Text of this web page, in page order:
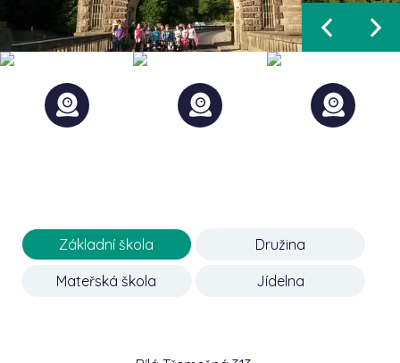
Základní škola Družina
Mateřská škola Jídelna